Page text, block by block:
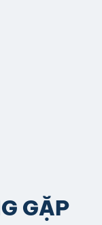
GẶP